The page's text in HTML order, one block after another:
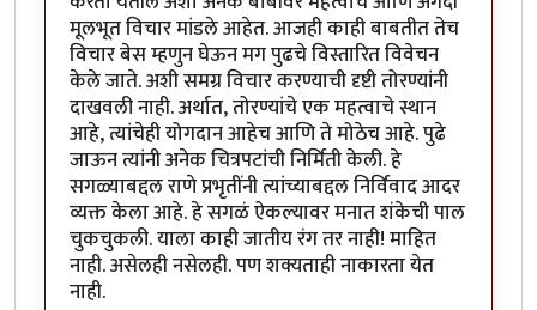
मूलभूत विचार मांडले आहेत. आजही काही बाबतीत तेच
विचार बेस म्हणुन घेऊन मग पुढचे विस्तारित विवेचन
केले जाते. अशी समग्र विचार करण्याची दृष्टी तोरण्यांनी
दाखवली नाही. अर्थात, तोरण्यांचे एक महत्वाचे स्थान
आहे, त्यांचेही योगदान आहेच आणि ते मोठेच आहे. पुढे
जाऊन त्यांनी अनेक चित्रपटांची निर्मिती केली. हे
सगळ्याबद्दल राणे प्रभृतींनी त्यांच्याबद्दल निर्विवाद आदर
व्यक्त केला आहे. हे सगळं ऐकल्यावर मनात शंकेची पाल
चुकचुकली. याला काही जातीय रंग तर नाही! माहित
नाही. असेलही नसेलही. पण शक्यताही नाकारता येत
नाही.